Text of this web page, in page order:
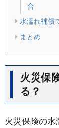
合
水濡れ補償
まとめ
火災保
る？
火災保険の